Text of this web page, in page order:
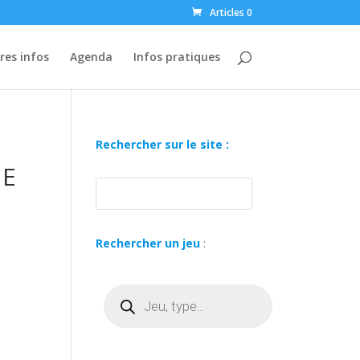
Articles 0
infos Agenda Infos pratiques
Rechercher sur le site :
Rechercher un jeu :
produits